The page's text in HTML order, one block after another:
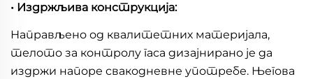
• Издржљива конструкција:
Направљено од квалитетних материјала,
телото за контролу гаса дизајнирано је да
издржи напоре свакодневне употребе. Његова